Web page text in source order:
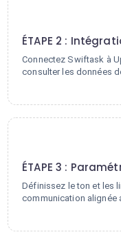
ÉTAPE 2 :
Connectez Swiftask à
consulter les données
ÉTAPE 3 :
Définissez le ton et les
communication alignée